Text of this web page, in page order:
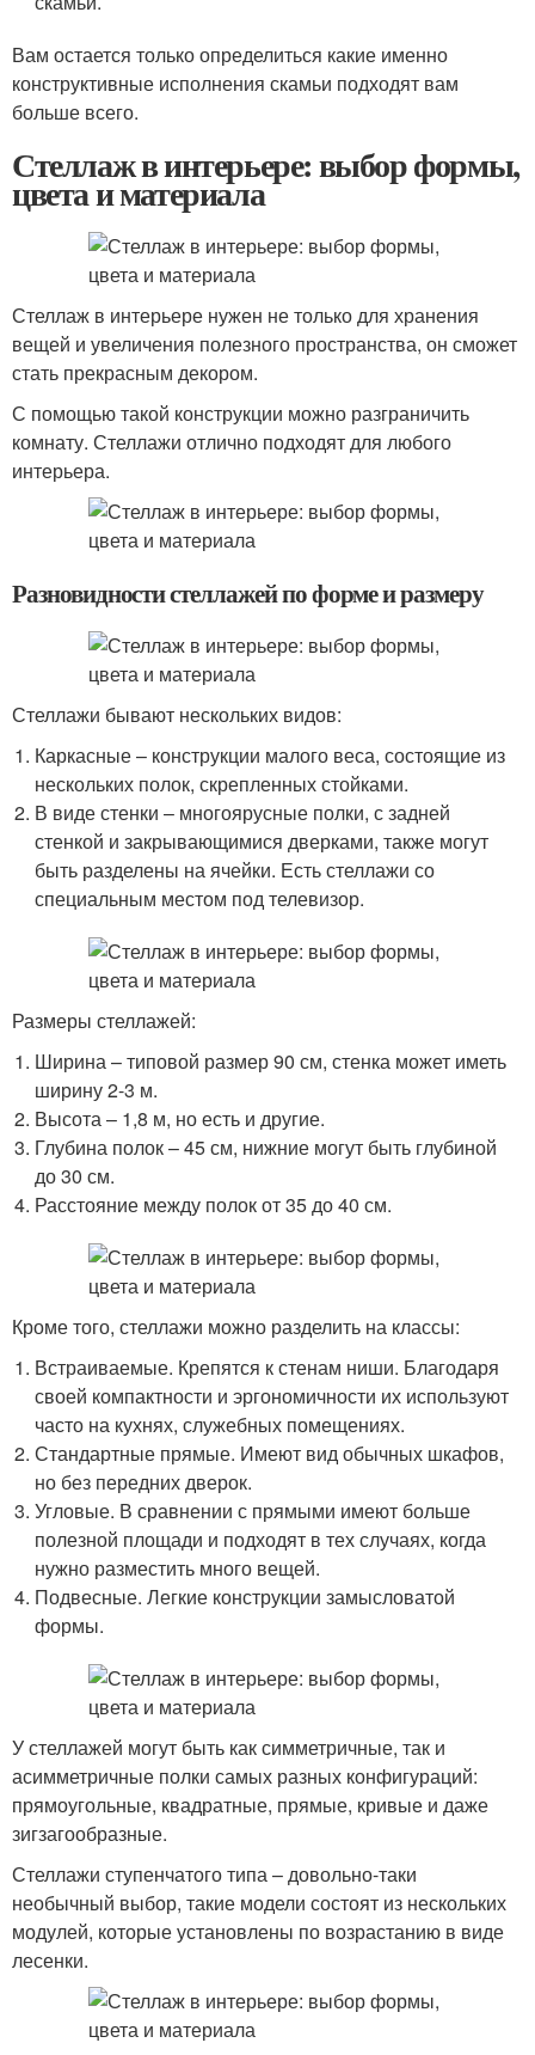
Вам остается только определиться какие именно
конструктивные исполнения скамьи подходят вам
больше всего.
Стеллаж в интерьере: выбор формы,
цвета и материала
Стеллаж в интерьере нужен не только для хранения
вещей и увеличения полезного пространства, он сможет
стать прекрасным декором.
С помощью такой конструкции можно разграничить
комнату. Стеллажи отлично подходят для любого
интерьера.
Разновидности стеллажей по форме и размеру
Стеллажи бывают нескольких видов:
Каркасные – конструкции малого веса, состоящие из
нескольких полок, скрепленных стойками.
В виде стенки – многоярусные полки, с задней
стенкой и закрывающимися дверками, также могут
быть разделены на ячейки. Есть стеллажи со
специальным местом под телевизор.
Размеры стеллажей:
Ширина – типовой размер 90 см, стенка может иметь
ширину 2-3 м.
Высота – 1,8 м, но есть и другие.
Глубина полок – 45 см, нижние могут быть глубиной
до 30 см.
Расстояние между полок от 35 до 40 см.
Кроме того, стеллажи можно разделить на классы:
Встраиваемые. Крепятся к стенам ниши. Благодаря
своей компактности и эргономичности их используют
часто на кухнях, служебных помещениях.
Стандартные прямые. Имеют вид обычных шкафов,
но без передних дверок.
Угловые. В сравнении с прямыми имеют больше
полезной площади и подходят в тех случаях, когда
нужно разместить много вещей.
Подвесные. Легкие конструкции замысловатой
формы.
У стеллажей могут быть как симметричные, так и
асимметричные полки самых разных конфигураций:
прямоугольные, квадратные, прямые, кривые и даже
зигзагообразные.
Стеллажи ступенчатого типа – довольно-таки
необычный выбор, такие модели состоят из нескольких
модулей, которые установлены по возрастанию в виде
лесенки.